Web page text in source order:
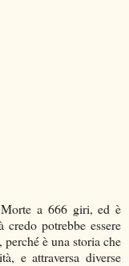
a 666 giri, ed è
potrebbe essere
è una storia che
e attraversa diverse